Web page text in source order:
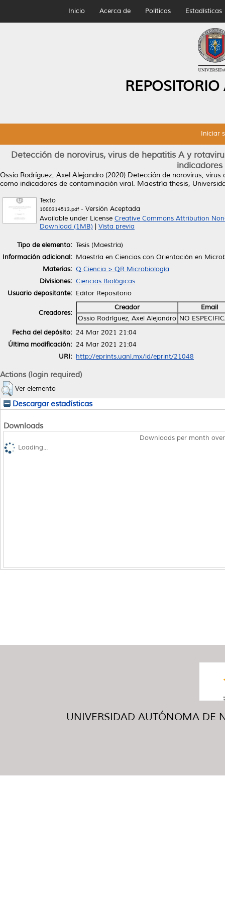
Inicio Acerca de Políticas Estadísticas
Iniciar
Detección de norovirus, virus de hepatitis A y
Ossio Rodríguez, Axel Alejandro (2020) Detección de norovirus,
como indicadores de contaminación viral. Maestría thesis,
Texto
1080314513.pdf- Versión Aceptada
Available under License Creative Commons Attribution
Download (1MB)
Vista previa
Tipo de elemento: Tesis (Maestría)
Información adicional: Maestría en Ciencias con Orientación en
Materias: Q Ciencia > QR Microbiología
Divisiones: Ciencias Biológicas
Usuario depositante: Editor Repositorio
Creadores:
Creador
Email
Ossio Rodríguez, Axel Alejandro NO
Fecha del depósito: 24 Mar 2021 21:04
Última modificación: 24 Mar 2021 21:04
URI: http://eprints.uanl.mx/id/eprint/21048
Actions (login required)
Ver elemento
Descargar estadísticas
Downloads
Downloads per month
Loading...
UNIVERSIDAD AUTÓNOMA DE